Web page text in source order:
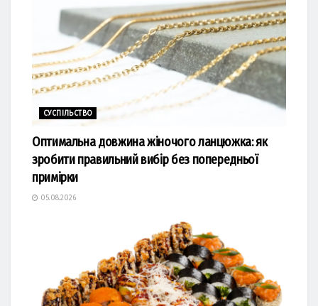
СУСПІЛЬСТВО
Оптимальна довжина жіночого ланцюжка: як
зробити правильний вибір без попередньої
примірки
05.08.2026